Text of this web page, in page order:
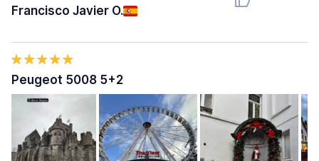
Francisco Javier O.
Peugeot 5008 5+2